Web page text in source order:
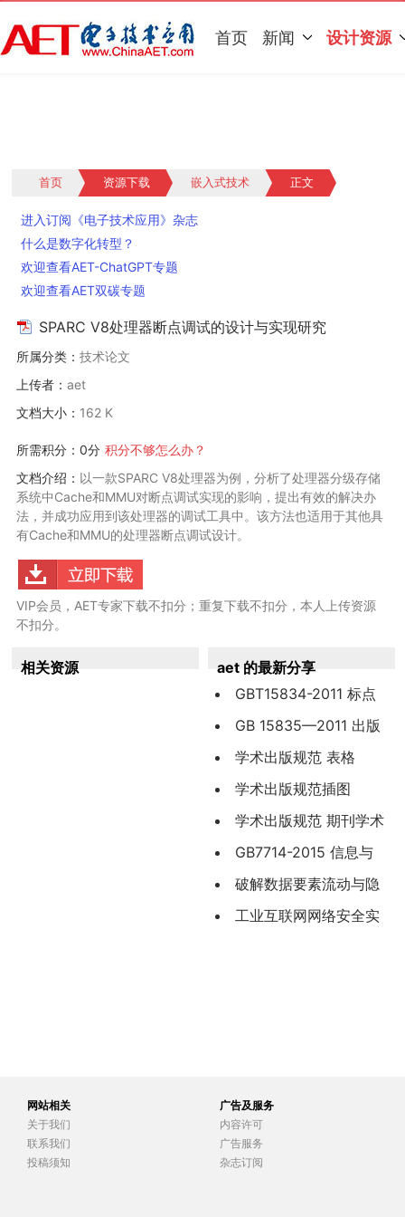
首页 新闻 设计资源
首页 资源下载 嵌入式技术 正文
进入订阅《电子技术应用》杂志
什么是数字化转型？
欢迎查看AET-ChatGPT专题
欢迎查看AET双碳专题
SPARC V8处理器断点调试的设计与实现研究
所属分类：技术论文
上传者：aet
文档大小： 162 K
所需积分：0分 积分不够怎么办？
文档介绍： 以一款SPARC V8处理器为例，分析了处理器分级存储
系统中Cache和MMU对断点调试实现的影响，提出有效的解决办
法，并成功应用到该处理器的调试工具中。该方法也适用于其他具
有Cache和MMU的处理器断点调试设计。
VIP会员，AET专家下载不扣分；重复下载不扣分，本人上传资源
不扣分。
相关资源
aet 的最新分享
GBT15834-2011 标点
符号用法
GB 15835—2011 出版
物上数字用法
学术出版规范 表格
（CYT170—2019）
学术出版规范插图
（CYT171—2019）
学术出版规范 期刊学术
不端行为界定（CYT174-
2019）
GB7714-2015 信息与
文献 参考文献著录规则
破解数据要素流动与隐
私保护相冲突的局-方滨兴
工业互联网网络安全实
网站相关
关于我们
联系我们
投稿须知
广告及服务
内容许可
广告服务
杂志订阅